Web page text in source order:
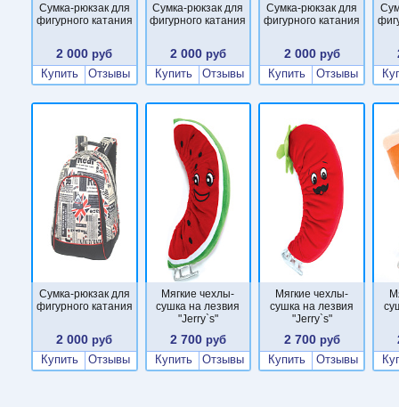
Сумка-рюкзак для
фигурного катания
2 000 руб
Купить
Отзывы
Сумка-рюкзак для
фигурного катания
2 000 руб
Купить
Отзывы
Сумка-рюкзак для
фигурного катания
2 000руб
Купить
Отзывы
Сумка-рюкзак для
фигурного катания
2 000 руб
Купить
Отзывы
Мягкие чехлы-
сушка на лезвия
"Jerry`s"
2 700 руб
Купить
Отзывы
Мягкие чехлы-
сушка на лезвия
"Jerry`s"
2 700руб
Купить
Отзывы